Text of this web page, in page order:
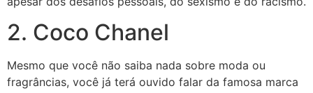
2. Coco Chanel
Mesmo que você não saiba nada sobre moda ou
fragrâncias, você já terá ouvido falar da famosa marca